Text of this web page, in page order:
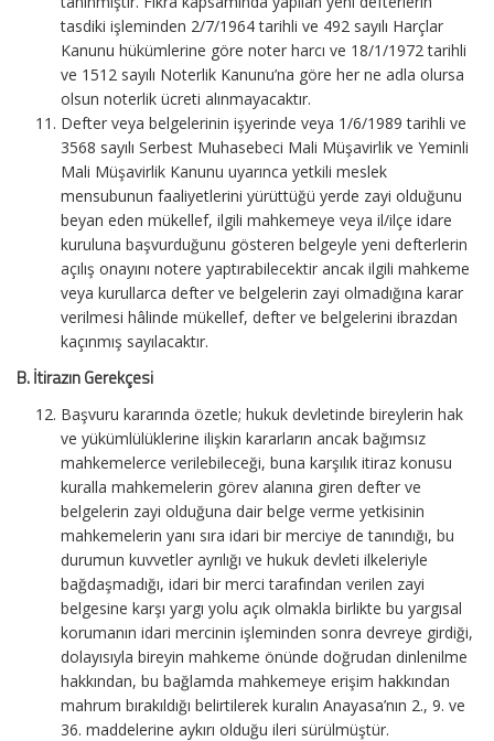
tasdiki işleminden 2/7/1964 tarihli ve 492 sayılı Harçlar
Kanunu hükümlerine göre noter harcı ve 18/1/1972 tarihli
ve 1512 sayılı Noterlik Kanunu’na göre her ne adla olursa
olsun noterlik ücreti alınmayacaktır.
Defter veya belgelerinin işyerinde veya 1/6/1989 tarihli ve
3568 sayılı Serbest Muhasebeci Mali Müşavirlik ve Yeminli
Mali Müşavirlik Kanunu uyarınca yetkili meslek
mensubunun faaliyetlerini yürüttüğü yerde zayi olduğunu
beyan eden mükellef, ilgili mahkemeye veya il/ilçe idare
kuruluna başvurduğunu gösteren belgeyle yeni defterlerin
açılış onayını notere yaptırabilecektir ancak ilgili mahkeme
veya kurullarca defter ve belgelerin zayi olmadığına karar
verilmesi hâlinde mükellef, defter ve belgelerini ibrazdan
kaçınmış sayılacaktır.
B. İtirazın Gerekçesi
Başvuru kararında özetle; hukuk devletinde bireylerin hak
ve yükümlülüklerine ilişkin kararların ancak bağımsız
mahkemelerce verilebileceği, buna karşılık itiraz konusu
kuralla mahkemelerin görev alanına giren defter ve
belgelerin zayi olduğuna dair belge verme yetkisinin
mahkemelerin yanı sıra idari bir merciye de tanındığı, bu
durumun kuvvetler ayrılığı ve hukuk devleti ilkeleriyle
bağdaşmadığı, idari bir merci tarafından verilen zayi
belgesine karşı yargı yolu açık olmakla birlikte bu yargısal
korumanın idari mercinin işleminden sonra devreye girdiği,
dolayısıyla bireyin mahkeme önünde doğrudan dinlenilme
hakkından, bu bağlamda mahkemeye erişim hakkından
mahrum bırakıldığı belirtilerek kuralın Anayasa’nın 2., 9. ve
36. maddelerine aykırı olduğu ileri sürülmüştür.